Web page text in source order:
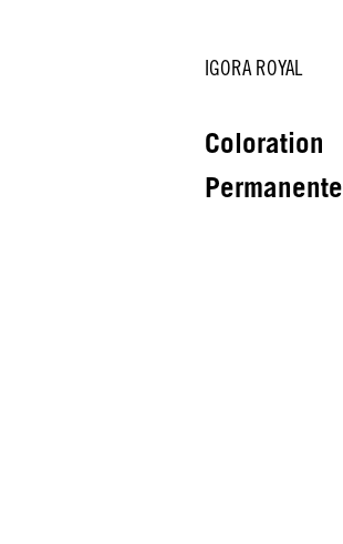
IGORA ROYAL
Coloration
Permanente